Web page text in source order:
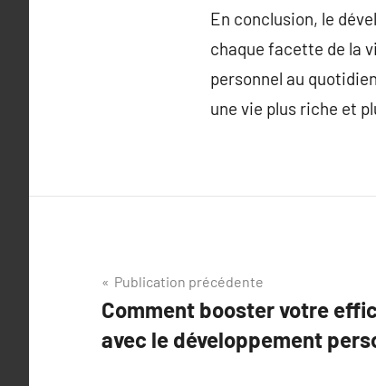
En conclusion, le
chaque facette de la
personnel au
une vie plus riche et
Navigation
de
l’article
Publication précédente
Comment booster votre
avec le développement